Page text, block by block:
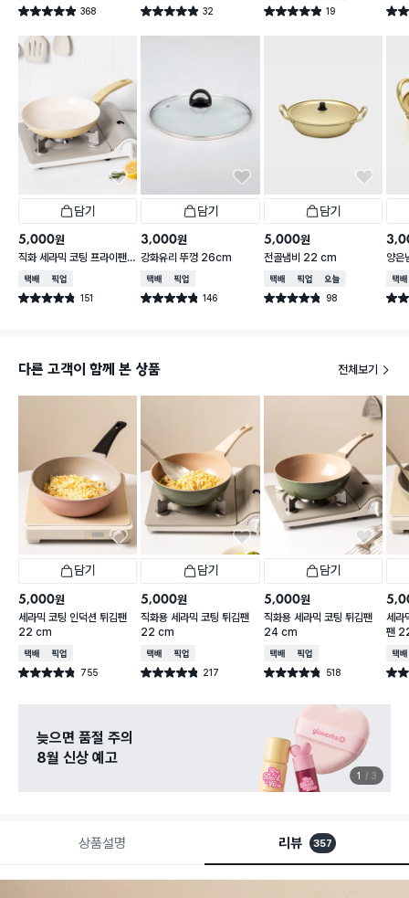
별점 4.9점 368
건 작성 별점 4.9점 32
건 작성 별점 4.9점 19
건 작성 별점
담기
5,000원
직화 세라믹 코팅 프라이팬
24 cm
택배배송매장픽업
별점 4.8점 151
건 작성
담기
3,000원
강화유리 뚜껑 26cm
택배배송매장픽업
별점 4.8점 146
건 작성
담기
5,000원
전골냄비 22 cm
택배배송매장픽업오늘배송
별점 4.8점 98
건 작성
양
택배
별점
다른 고객이 함께 본 상품 전체보기
담기
5,000원
세라믹 코팅 인덕션 튀김팬
22 cm
택배배송매장픽업
별점 4.8점 755
건 작성
담기
5,000원
직화용 세라믹 코팅 튀김팬
22 cm
택배배송매장픽업
별점 4.8점 217
건 작성
담기
5,000원
직화용 세라믹 코팅 튀김팬
24 cm
택배배송매장픽업
별점 4.8점 518
건 작성
세라
팬
택배
별점
늦으면 품절 주의
8월 신상 예고
1 3
상품설명 리뷰 357